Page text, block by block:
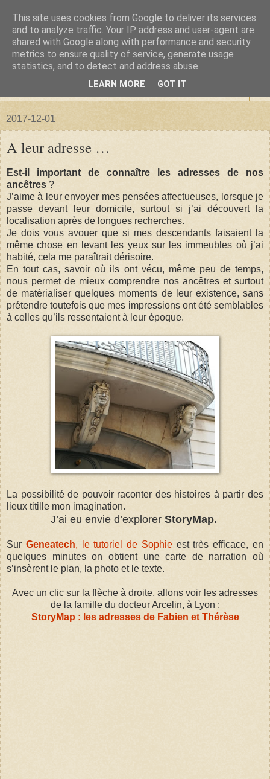
La forêt de Briqueloup
"Nous deviendrons des histoires pour nos enfants"
2017-12-01
A leur adresse …
Est-il important de connaître les adresses de nos
ancêtres ?
J’aime à leur envoyer mes pensées affectueuses, lorsque je
passe devant leur domicile, surtout si j’ai découvert la
localisation après de longues recherches.
Je dois vous avouer que si mes descendants faisaient la
même chose en levant les yeux sur les immeubles où j’ai
habité, cela me paraîtrait dérisoire.
En tout cas, savoir où ils ont vécu, même peu de temps,
nous permet de mieux comprendre nos ancêtres et surtout
de matérialiser quelques moments de leur existence, sans
prétendre toutefois que mes impressions ont été semblables
à celles qu’ils ressentaient à leur époque.
La possibilité de pouvoir raconter des histoires à partir des
lieux titille mon imagination.
J’ai eu envie d’explorer StoryMap.
Sur Geneatech, le tutoriel de Sophieest très efficace, en
quelques minutes on obtient une carte de narration où
s’insèrent le plan, la photo et le texte.
Avec un clic sur la flèche à droite, allons voir les adresses
de la famille du docteur Arcelin, à Lyon :
StoryMap : les adresses de Fabien et Thérèse
This site uses cookies from Google to deliver its services
and to analyze traffic. Your IP address and user-agent are
shared with Google along with performance and security
metrics to ensure quality of service, generate usage
statistics, and to detect and address abuse.
LEARN MORE GOT IT